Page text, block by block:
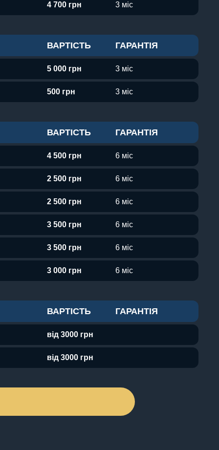
4 700 грн 3 міс
ВАРТІСТЬ ГАРАНТІЯ
5 000 грн 3 міс
500 грн 3 міс
ВАРТІСТЬ ГАРАНТІЯ
4 500 грн 6 міс
2 500 грн 6 міс
2 500 грн 6 міс
3 500 грн 6 міс
3 500 грн 6 міс
3 000 грн 6 міс
ВАРТІСТЬ ГАРАНТІЯ
від 3000 грн
від 3000 грн